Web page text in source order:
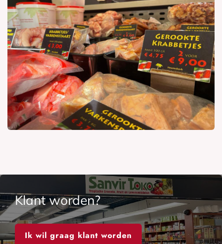
Klant worden?
Ik wil graag klant worden